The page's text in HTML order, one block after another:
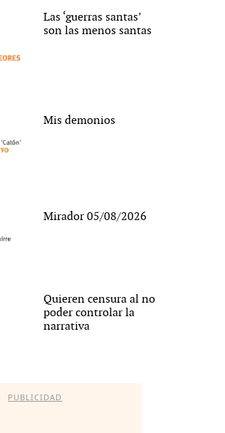
Las ‘guerras santas’
son las menos santas
Mis demonios
Mirador 05/08/2026
Quieren censura al no
poder controlar la
narrativa
PUBLICIDAD